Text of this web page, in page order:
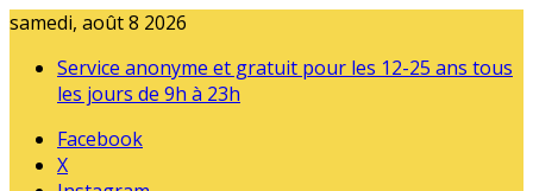
samedi, août 8 2026
Service anonyme et gratuit pour les 12-25 ans tous
les jours de 9h à 23h
Facebook
X